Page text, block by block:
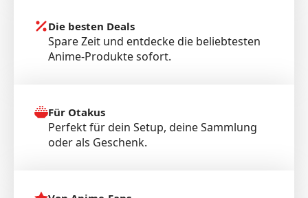
Die besten Deals
Spare Zeit und entdecke die beliebtesten
Anime-Produkte sofort.
Für Otakus
Perfekt für dein Setup, deine Sammlung
oder als Geschenk.